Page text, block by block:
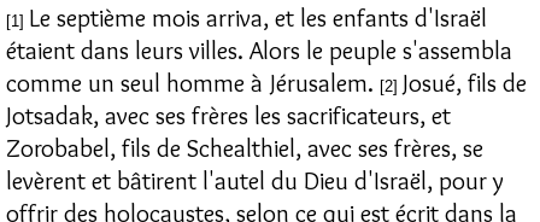
[1] Le septième mois arriva, et les enfants d'Israël
étaient dans leurs villes. Alors le peuple s'assembla
comme un seul homme à Jérusalem. [2] Josué, fils de
Jotsadak, avec ses frères les sacrificateurs, et
Zorobabel, fils de Schealthiel, avec ses frères, se
levèrent et bâtirent l'autel du Dieu d'Israël, pour y
offrir des holocaustes, selon ce qui est écrit dans la